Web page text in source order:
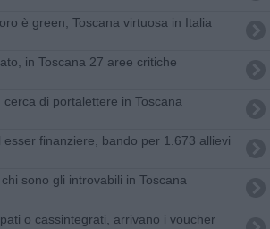
è green, Toscana virtuosa in Italia
in Toscana 27 aree critiche
cerca di portalettere in Toscana
esser finanziere, bando per 1.673 allievi
sono gli introvabili in Toscana
o cassintegrati, arrivano i voucher